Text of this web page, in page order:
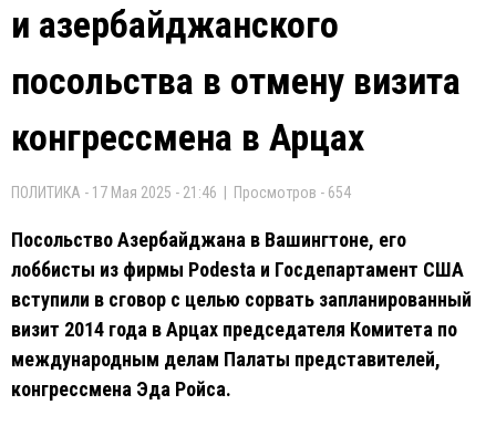
и азербайджанского
посольства в отмену визита
конгрессмена в Арцах
ПОЛИТИКА - 17 Мая 2025 - 21:46 | Просмотров - 654
Посольство Азербайджана в Вашингтоне, его
лоббисты из фирмы Podesta и Госдепартамент США
вступили в сговор с целью сорвать запланированный
визит 2014 года в Арцах председателя Комитета по
международным делам Палаты представителей,
конгрессмена Эда Ройса.